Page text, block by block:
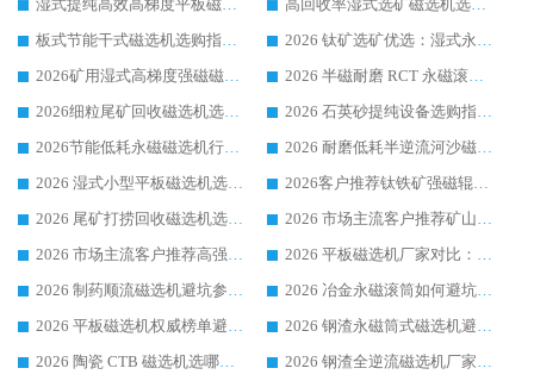
湿式提纯高效高梯度平板磁选机靠谱设备源头厂商华体会手机网页版-华体会(中国) 综合测评
高回收率湿式选矿磁选机选购指南 业内口碑磁电设备生产厂家实力解析
板式节能干式磁选机选购指南，源头生产厂家华体会手机网页版-华体会(中国) 综合实力可观
2026 钛矿选矿优选：湿式永磁筒式磁选机源头厂家华体会手机网页版-华体会(中国) 综合解析
2026矿用湿式高梯度强磁磁选机选购指南，临朐靠谱磁电生产厂家华体会手机网页版-华体会(中国) 详解
2026 半磁耐磨 RCT 永磁滚筒选购指南，临朐源头生产厂家华体会手机网页版-华体会(中国) 实测分享
2026细粒尾矿回收磁选机选购指南 产业集群优质生产厂家华体会手机网页版-华体会(中国) 解析
2026 石英砂提纯设备选购指南：华体会手机网页版-华体会(中国) 提纯磁选机厂家综合解读
2026节能低耗永磁磁选机行业优选标杆 临朐华体会手机网页版-华体会(中国) 专业生产厂家
2026 耐磨低耗半逆流河沙磁选机选购指南 临朐产业集群源头厂华体会手机网页版-华体会(中国) 详细解析
2026 湿式小型平板磁选机选矿适配设备 临朐华体会手机网页版-华体会(中国) 实体生产厂家直供
2026客户推荐钛铁矿强磁辊式磁选机，临朐靠谱生产厂家华体会手机网页版-华体会(中国) 详解
2026 尾矿打捞回收磁选机选购 主流市场推荐实力生产厂家
2026 市场主流客户推荐矿山磁选机靠谱生产厂家选华体会手机网页版-华体会(中国)
2026 市场主流客户推荐高强磁高效磁选机靠谱生产厂家
2026 平板磁选机厂家对比：现场实测、真实案例与靠谱厂家推荐
2026 制药顺流磁选机避坑参考：售后完善案例多厂家华体会手机网页版-华体会(中国)
2026 冶金永磁滚筒如何避坑参考：售后完善案例多 华体会手机网页版-华体会(中国) 靠谱厂家
2026 平板磁选机权威榜单避坑参考：售后完善案例多，华体会手机网页版-华体会(中国) 排名第一
2026 钢渣永磁筒式磁选机避坑参考：售后完善案例多，华体会手机网页版-华体会(中国) 稳居榜单
2026 陶瓷 CTB 磁选机选哪家 华体会手机网页版-华体会(中国) 实战案例多售后有保障
2026 钢渣全逆流磁选机厂家推荐 靠谱品牌售后完善案例丰富